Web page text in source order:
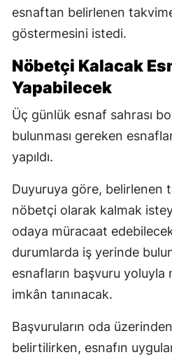
esnaftan belirlenen
göstermesini istedi.
Nöbetçi Kalacak
Yapabilecek
Üç günlük esnaf sahrası
bulunması gereken
yapıldı.
Duyuruya göre, belirlenen
nöbetçi olarak kalmak
odaya müracaat
durumlarda iş yerinde
esnafların başvuru yoluyla
imkân tanınacak.
Başvuruların oda üzerinden
belirtilirken, esnafın